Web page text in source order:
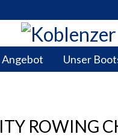
Angebot Unser
ROWING